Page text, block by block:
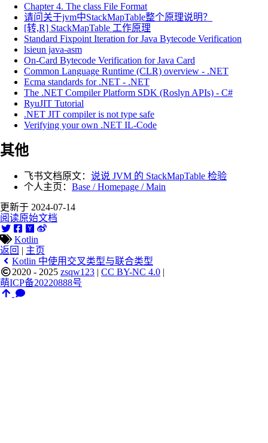
Chapter 4. The class File Format
请问关于jvm中StackMapTable整个原理说明？
[转,R] StackMapTable 工作原理
Standard Fixpoint Iteration for Java Bytecode Verification
lsieun java-asm
On-Card Bytecode Verification for Java Card
Common Language Runtime (CLR) overview - .NET
Ecma standards for .NET - .NET
The .NET Compiler Platform SDK (Roslyn APIs) - C#
RyuJIT Tutorial
.NET JIT compiler is not type safe
Verifying your own .NET IL-Code
其他
飞书文档原文： 说说 JVM 的 StackMapTable 检验
个人主页： Base / Homepage / Main
更新于 2024-07-14
阅读原始文档
Kotlin
返回 | 主页
Kotlin 中使用交叉类型与联合类型
2020 - 2025 zsqw123 | CC BY-NC 4.0 |
萌ICP备20220888号